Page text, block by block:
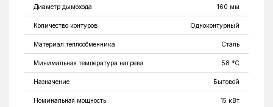
Диаметр дымохода 160 мм
Количество контуров Одноконтурный
Материал теплообменника Сталь
Минимальная температура нагрева 58 °C
Назначение Бытовой
Номинальная мощность 15 кВт